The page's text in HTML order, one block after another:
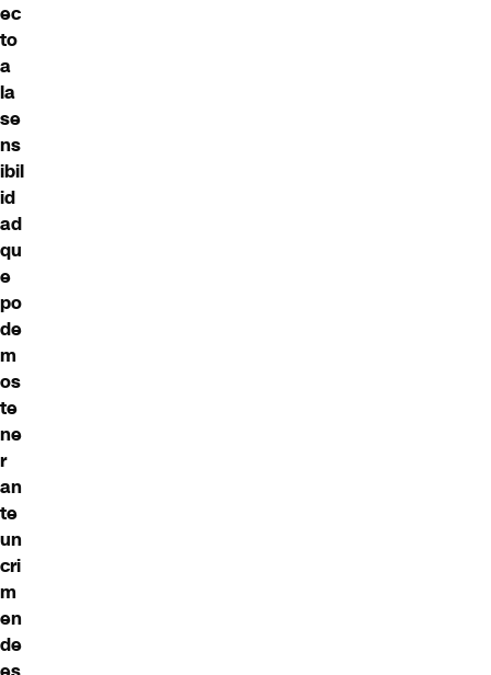
ec
to
a
la
se
ns
ibil
id
ad
qu
e
po
de
m
os
te
ne
r
an
te
un
cri
m
en
de